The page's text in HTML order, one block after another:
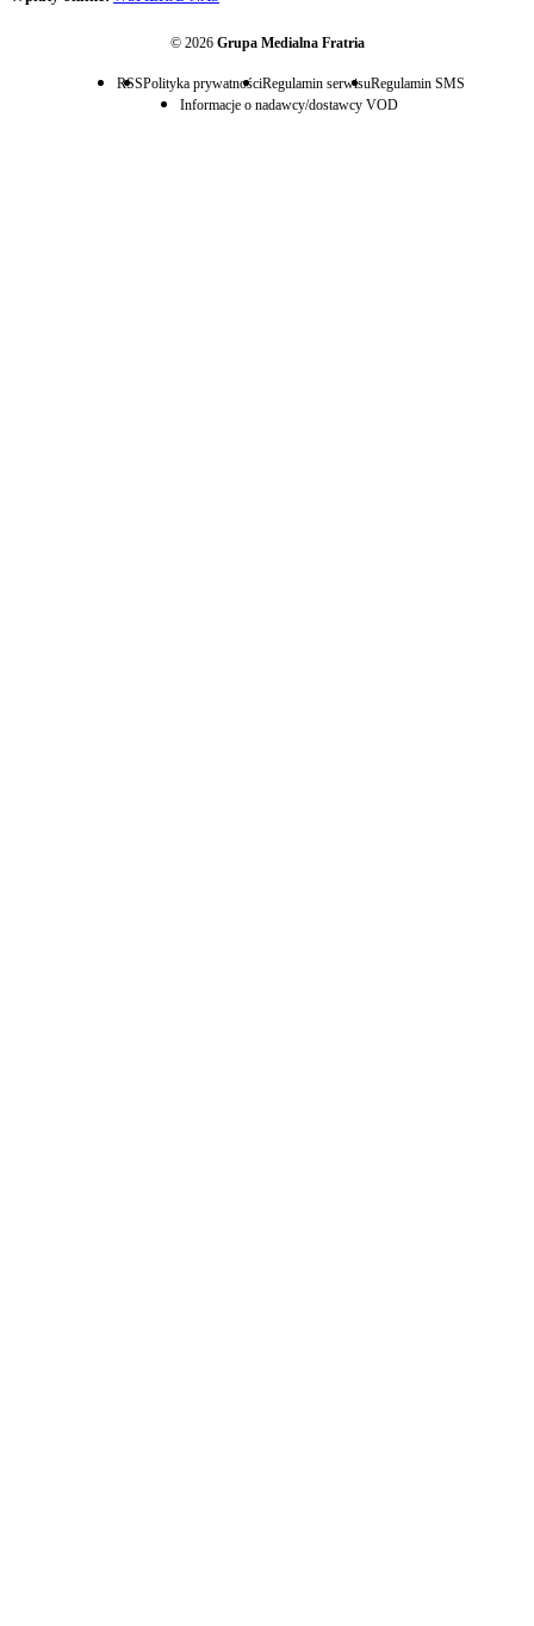
© 2026 Grupa Medialna Fratria
RSSPolityka prywatnościRegulamin serwisuRegulamin SMS
Informacje o nadawcy/dostawcy VOD